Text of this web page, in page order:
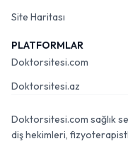
Site Haritası
PLATFORMLAR
Doktorsitesi.com
Doktorsitesi.az
Doktorsitesi.com sağlık
diş hekimleri,